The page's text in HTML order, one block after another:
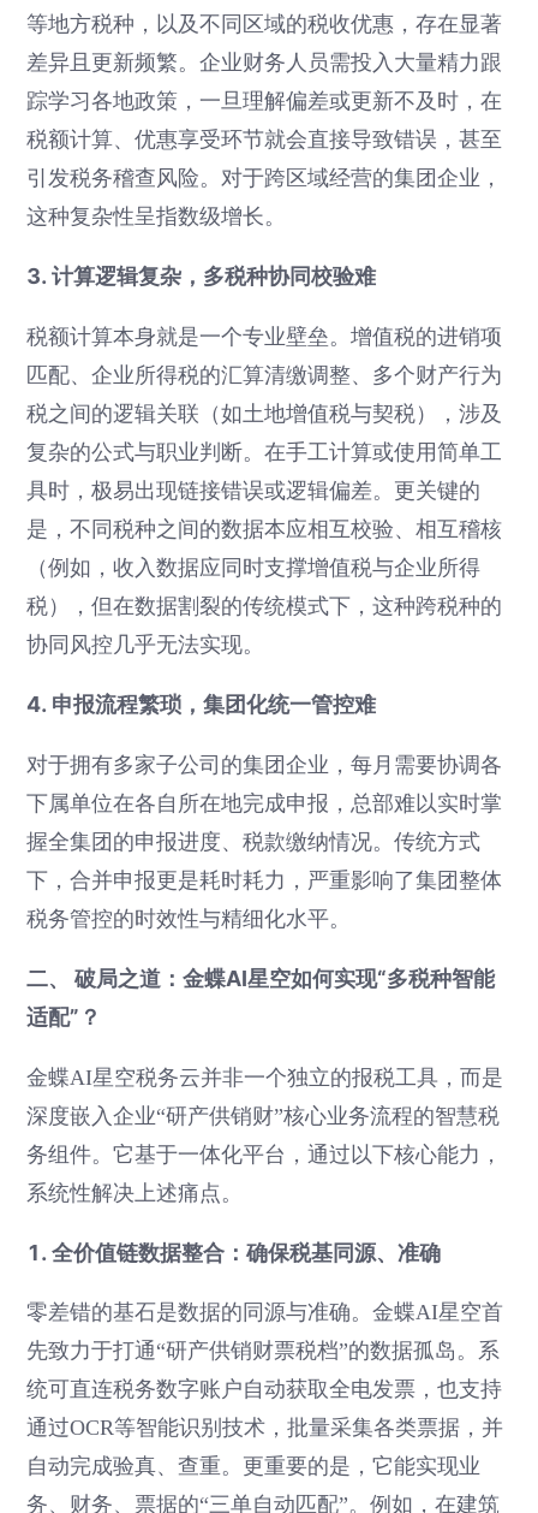
等地方税种，以及不同区域的税收优惠，存在显著
差异且更新频繁。企业财务人员需投入大量精力跟
踪学习各地政策，一旦理解偏差或更新不及时，在
税额计算、优惠享受环节就会直接导致错误，甚至
引发税务稽查风险。对于跨区域经营的集团企业，
这种复杂性呈指数级增长。
3. 计算逻辑复杂，多税种协同校验难
税额计算本身就是一个专业壁垒。增值税的进销项
匹配、企业所得税的汇算清缴调整、多个财产行为
税之间的逻辑关联（如土地增值税与契税），涉及
复杂的公式与职业判断。在手工计算或使用简单工
具时，极易出现链接错误或逻辑偏差。更关键的
是，不同税种之间的数据本应相互校验、相互稽核
（例如，收入数据应同时支撑增值税与企业所得
税），但在数据割裂的传统模式下，这种跨税种的
协同风控几乎无法实现。
4. 申报流程繁琐，集团化统一管控难
对于拥有多家子公司的集团企业，每月需要协调各
下属单位在各自所在地完成申报，总部难以实时掌
握全集团的申报进度、税款缴纳情况。传统方式
下，合并申报更是耗时耗力，严重影响了集团整体
税务管控的时效性与精细化水平。
二、 破局之道：金蝶AI星空如何实现“多税种智能
适配”？
金蝶AI星空税务云并非一个独立的报税工具，而是
深度嵌入企业“研产供销财”核心业务流程的智慧税
务组件。它基于一体化平台，通过以下核心能力，
系统性解决上述痛点。
1. 全价值链数据整合：确保税基同源、准确
零差错的基石是数据的同源与准确。金蝶AI星空首
先致力于打通“研产供销财票税档”的数据孤岛。系
统可直连税务数字账户自动获取全电发票，也支持
通过OCR等智能识别技术，批量采集各类票据，并
自动完成验真、查重。更重要的是，它能实现业
务、财务、票据的“三单自动匹配”。例如，在建筑